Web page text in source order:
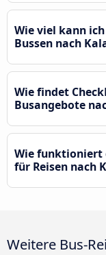
Wie viel kann
Bussen nach
Wie findet
Busangebote
Wie funktioniert
für Reisen nach
Weitere Bus-